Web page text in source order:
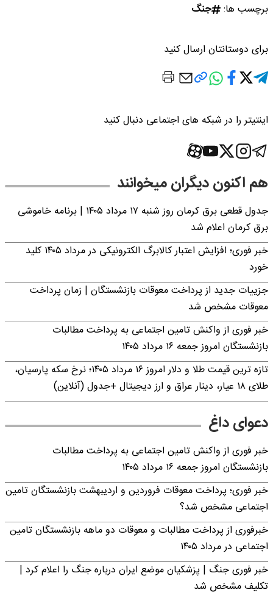
برچسب ها: جنگ
برای دوستانتان ارسال کنید
اینتیتر را در شبکه های اجتماعی دنبال کنید
هم اکنون دیگران میخوانند
جدول قطعی برق کرمان روز شنبه ۱۷ مرداد ۱۴۰۵ | برنامه خاموشی
برق کرمان اعلام شد
خبر فوری؛ افزایش اعتبار کالابرگ الکترونیکی در مرداد ۱۴۰۵ کلید
خورد
جزییات جدید از پرداخت معوقات بازنشستگان | زمان پرداخت
معوقات مشخص شد
خبر فوری از واکنش تامین اجتماعی به پرداخت مطالبات
بازنشستگان امروز جمعه ۱۶ مرداد ۱۴۰۵
تازه ترین قیمت طلا و دلار امروز ۱۶ مرداد ۱۴۰۵؛ نرخ سکه پارسیان،
طلای ۱۸ عیار، دینار عراق و ارز دیجیتال +جدول (آنلاین)
دعوای داغ
خبر فوری از واکنش تامین اجتماعی به پرداخت مطالبات
بازنشستگان امروز جمعه ۱۶ مرداد ۱۴۰۵
خبر فوری؛ پرداخت معوقات فروردین و اردیبهشت بازنشستگان تامین
اجتماعی مشخص شد؟
خبرفوری از پرداخت مطالبات و معوقات دو ماهه بازنشستگان تامین
اجتماعی در مرداد ۱۴۰۵
خبر فوری جنگ | پزشکیان موضع ایران درباره جنگ را اعلام کرد |
تکلیف مشخص شد